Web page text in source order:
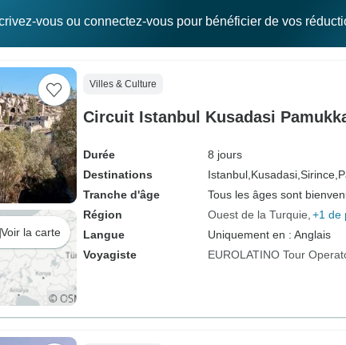
vous ou connectez-vous pour bénéficier de vos
Voir la carte
Villes & Culture
Circuit Istanbul Kusadasi
Durée
8 jours
Destinations
Istanbul, Kusadasi, Sirince,
Tranche d'âge
Tous les âges sont
Région
Ouest de la Turquie +1 de
Langue
Uniquement en : Anglais
Voyagiste
EUROLATINO Tour